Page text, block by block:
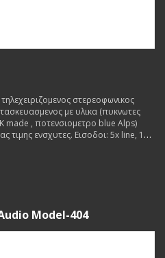
στερεοφωνικος
με υλικα (πυκνωτες
made , ποτενσιομετρο blue Alps)
τιμης ενσχυτες. Εισοδοι: 5x line, 1x
1x rec out, 1x headphones jack.
Model-404